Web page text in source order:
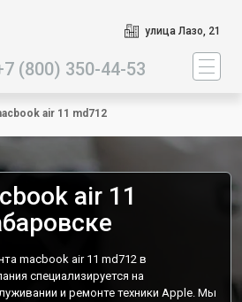
улица Лазо, 21
(800) 350-44-53
air 11 md712
air 11
macbook air 11 md712 в
специализируется на
и ремонте техники Apple. Мы